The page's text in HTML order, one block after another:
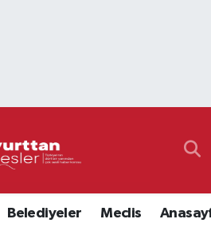
Belediyeler Meclis
ve Fikstür